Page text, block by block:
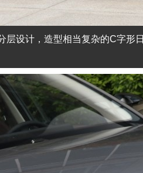
层设计，造型相当复杂的C字形